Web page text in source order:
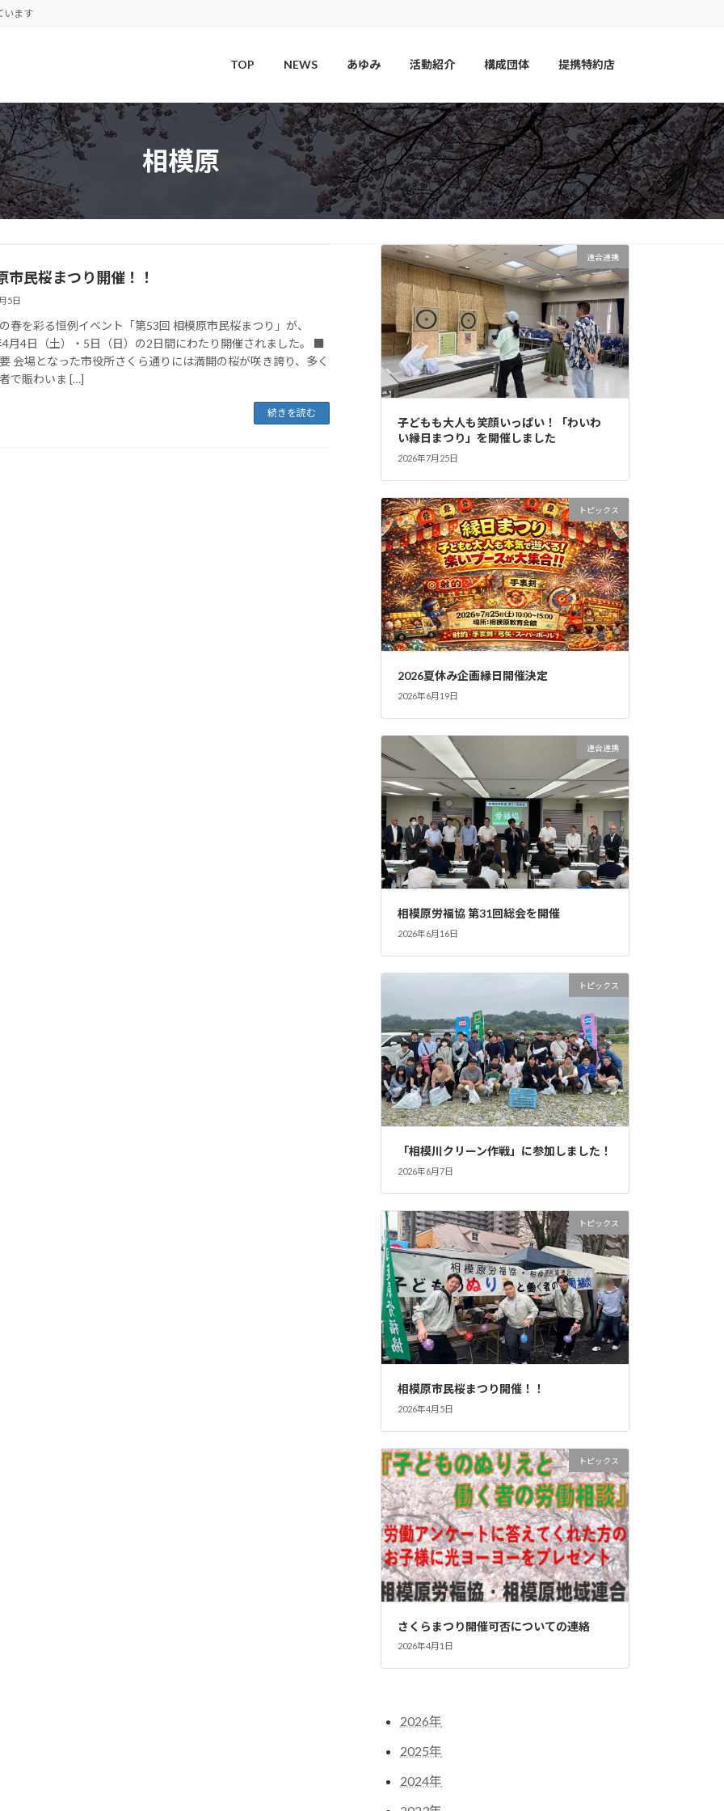
います
TOP NEWS あゆみ 活動紹介 構成団体 提携特約店
相模原
市民桜まつり開催！！
5日
春を彩る恒例イベント「第53回 相模原市民桜まつり」が、
月4日（土）・5日（日）の2日間にわたり開催されました。 ■
会場となった市役所さくら通りには満開の桜が咲き誇り、多く
で賑わいま […]
続きを読む
連合連携
子どもも大人も笑顔いっぱい！「わいわ
い縁日まつり」を開催しました
2026年7月25日
トピックス
2026夏休み企画縁日開催決定
2026年6月19日
連合連携
相模原労福協 第31回総会を開催
2026年6月16日
トピックス
「相模川クリーン作戦」に参加しました！
2026年6月7日
トピックス
相模原市民桜まつり開催！！
2026年4月5日
トピックス
さくらまつり開催可否についての連絡
2026年4月1日
2026年
2025年
2024年